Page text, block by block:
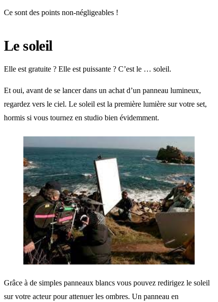
Ce sont des points non-négligeables !
Le soleil
Elle est gratuite ? Elle est puissante ? C’est le … soleil.
Et oui, avant de se lancer dans un achat d’un panneau lumineux,
regardez vers le ciel. Le soleil est la première lumière sur votre set,
hormis si vous tournez en studio bien évidemment.
Grâce à de simples panneaux blancs vous pouvez redirigez le soleil
sur votre acteur pour attenuer les ombres. Un panneau en